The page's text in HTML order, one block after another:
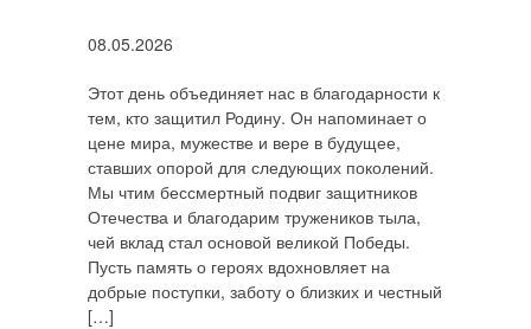
08.05.2026
Этот день объединяет нас в благодарности к
тем, кто защитил Родину. Он напоминает о
цене мира, мужестве и вере в будущее,
ставших опорой для следующих поколений.
Мы чтим бессмертный подвиг защитников
Отечества и благодарим тружеников тыла,
чей вклад стал основой великой Победы.
Пусть память о героях вдохновляет на
добрые поступки, заботу о близких и честный
[…]